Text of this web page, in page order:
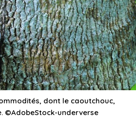
dont le caoutchouc,
©AdobeStock-underverse